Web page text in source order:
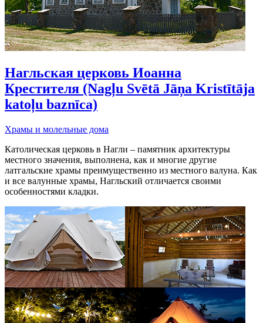
Нагльская церковь Иоанна
Крестителя (Nagļu Svētā Jāņa Kristītāja
katoļu baznīca)
Храмы и молельные дома
Католическая церковь в Нагли – памятник архитектуры
местного значения, выполнена, как и многие другие
латгальские храмы преимущественно из местного валуна. Как
и все валунные храмы, Нагльский отличается своими
особенностями кладки.